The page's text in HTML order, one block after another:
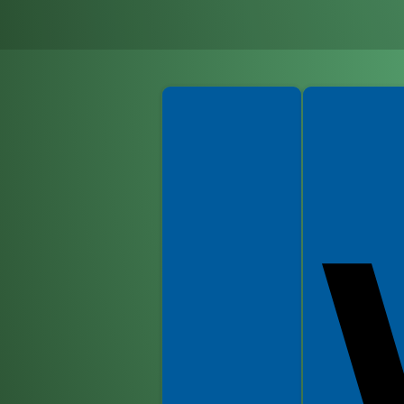
Spełniamy standardy WCAG 2.2 Spełniamy standardy